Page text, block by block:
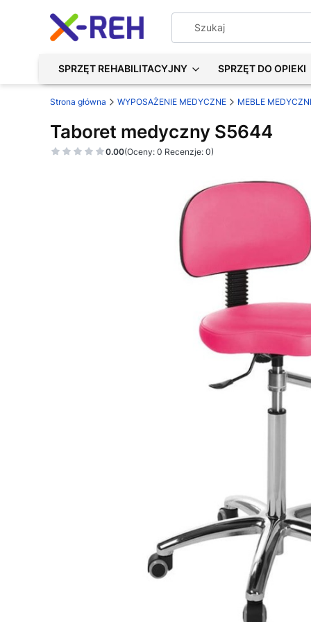
SPRZĘT REHABILITACYJNY SPRZĘT DO OPIEKI
Strona główna WYPOSAŻENIE MEDYCZNE MEBLE
Taboret medyczny S5644
0.00(Oceny: 0 Recenzje: 0)